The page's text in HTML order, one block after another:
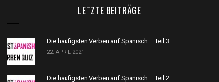
LETZTE BEITRÄGE
Die häufigsten Verben auf Spanisch – Teil 3
22. APRIL 2021
Die häufigsten Verben auf Spanisch – Teil 2